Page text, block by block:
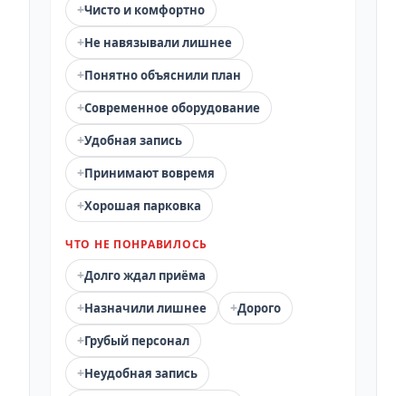
+Чисто и комфортно
+Не навязывали лишнее
+Понятно объяснили план
+Современное оборудование
+Удобная запись
+Принимают вовремя
+Хорошая парковка
ЧТО НЕ ПОНРАВИЛОСЬ
+Долго ждал приёма
+Назначили лишнее +Дорого
+Грубый персонал
+Неудобная запись